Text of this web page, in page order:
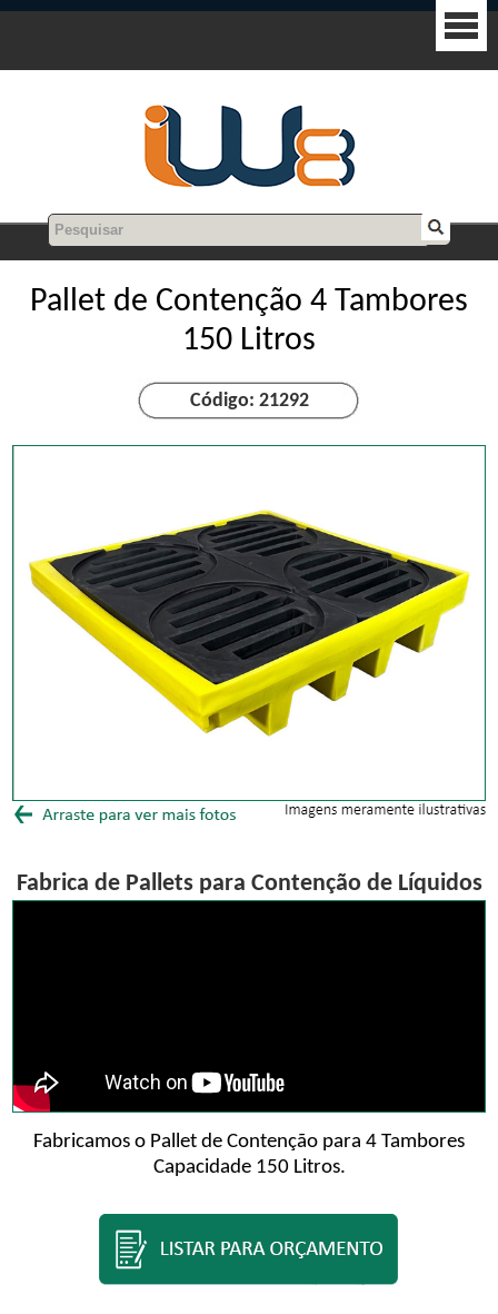
Pallet de Contenção 4 Tambores
150 Litros
Código: 21292
Fabrica de Pallets para Contenção de Líquidos
Fabricamos o Pallet de Contenção para 4 Tambores
Capacidade 150 Litros.